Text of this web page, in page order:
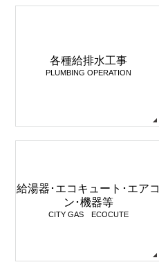
各種給排水工事
PLUMBING OPERATION
給湯器･エコキュート･エアコ
ン･機器等
CITY GAS ECOCUTE